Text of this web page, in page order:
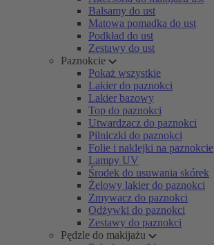
Balsamy do ust
Matowa pomadka do ust
Podkład do ust
Zestawy do ust
Paznokcie
Pokaż wszystkie
Lakier do paznokci
Lakier bazowy
Top do paznokci
Utwardzacz do paznokci
Pilniczki do paznokci
Folie i naklejki na paznokcie
Lampy UV
Środek do usuwania skórek
Żelowy lakier do paznokci
Zmywacz do paznokci
Odżywki do paznokci
Zestawy do paznokci
Pędzle do makijażu